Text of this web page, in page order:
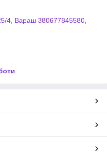
4, Вараш 380677845580,